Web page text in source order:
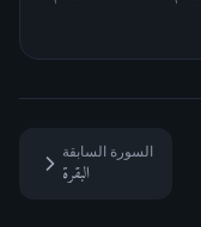
السورة السابقة
البقرة